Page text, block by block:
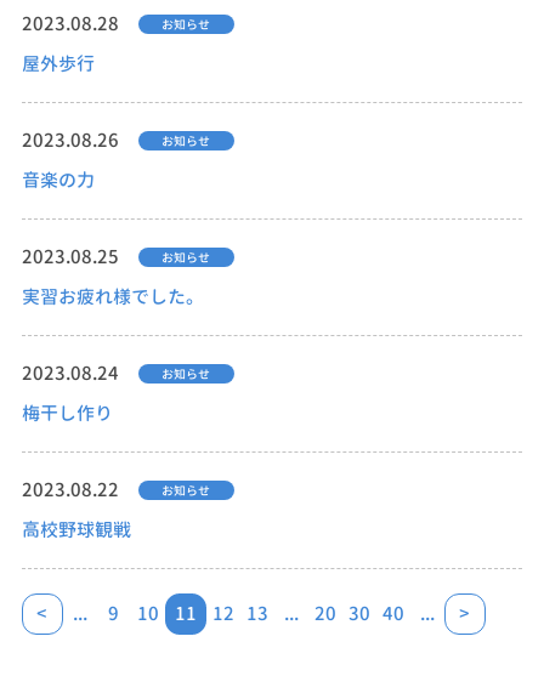
2023.08.28 お知らせ
屋外歩行
2023.08.26 お知らせ
音楽の力
2023.08.25 お知らせ
実習お疲れ様でした。
2023.08.24 お知らせ
梅干し作り
2023.08.22 お知らせ
高校野球観戦
< ... 9 10 11 12 13 ... 20 30 40 ... >